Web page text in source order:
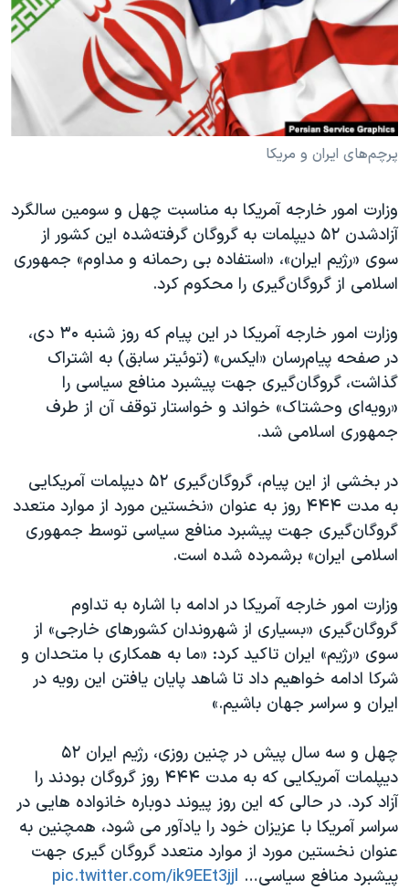
فرهنگ و زندگی
حقوق شهروندی
اقتصادی
علم و فناوری
اسرائیل در جنگ
آرشیو پخش زنده
مستندها
انتخابات ریاست جمهوری آمریکا ۲۰۲۴
حمله جمهوری اسلامی به اسرائیل
رمز مهسا
ورزش زنان در ایران
مجموعه مستندهای دادخواهی
تریبونال مردمی آبان ۹۸
دادگاه حمید نوری
قانون شفافیت دارائی کادر رهبری ایران
اعتراضات مردمی آبان ۹۸
اسرائیل در جنگ
نرگس محمدی برنده جایزه نوبل صلح
همایش محافظه‌کاران آمریکا «سی‌پک»
صفحه‌های ویژه
سفر پرزیدنت ترامپ به چین
دنبال کنید
زبانهای مختلف
پرچم‌های ایران و مریکا
وزارت امور خارجه آمریکا به مناسبت چهل و سومین سالگرد
آزادشدن ۵۲ دیپلمات‌ به گروگان‌ گرفته‌شده این کشور از
سوی «رژیم ایران»، «استفاده بی رحمانه و مداوم» جمهوری
اسلامی از گروگان‌گیری را محکوم کرد.
وزارت امور خارجه آمریکا در این پیام که روز شنبه ۳۰ دی،
در صفحه پیام‌رسان «ایکس» (توئیتر سابق) به اشتراک
گذاشت، گروگان‌گیری جهت پیشبرد منافع سیاسی را
«رویه‌ای وحشتاک» خواند و خواستار توقف آن از طرف
جمهوری اسلامی شد.
در بخشی از این پیام، گروگان‌گیری ۵۲ دیپلمات آمریکایی
به مدت ۴۴۴ روز به عنوان «نخستین مورد از موارد متعدد
گروگان‌گیری جهت پیشبرد منافع سیاسی توسط جمهوری
اسلامی ایران» برشمرده شده است.
وزارت امور خارجه آمریکا در ادامه با اشاره به تداوم
گروگان‌گیری «بسیاری از شهروندان کشورهای خارجی» از
سوی «رژیم» ایران تاکید کرد: «ما به همکاری با متحدان و
شرکا ادامه خواهیم داد تا شاهد پایان یافتن این رویه در
ایران و سراسر جهان باشیم.»
چهل و سه سال پیش در چنین روزی، رژیم ایران ۵۲
دیپلمات آمریکایی که به مدت ۴۴۴ روز گروگان بودند را
آزاد کرد. در حالی که این روز پیوند دوباره خانواده‌ هایی در
سراسر آمریکا با عزیزان خود را یادآور می شود، همچنین به
عنوان نخستین مورد از موارد متعدد گروگان گیری جهت
پیشبرد منافع سیاسی… pic.twitter.com/ik9EEt3jjl